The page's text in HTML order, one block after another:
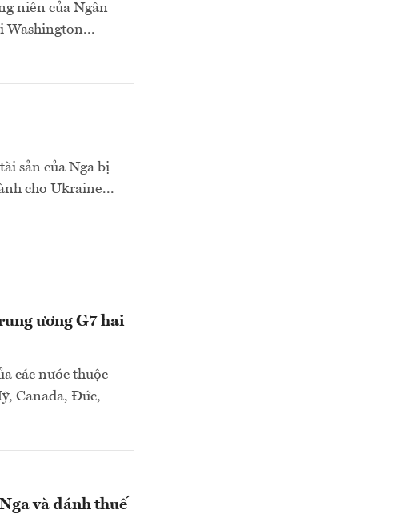
niên của Ngân
Washington...
sản của Nga bị
cho Ukraine...
ương G7 hai
các nước thuộc
Canada, Đức,
và đánh thuế